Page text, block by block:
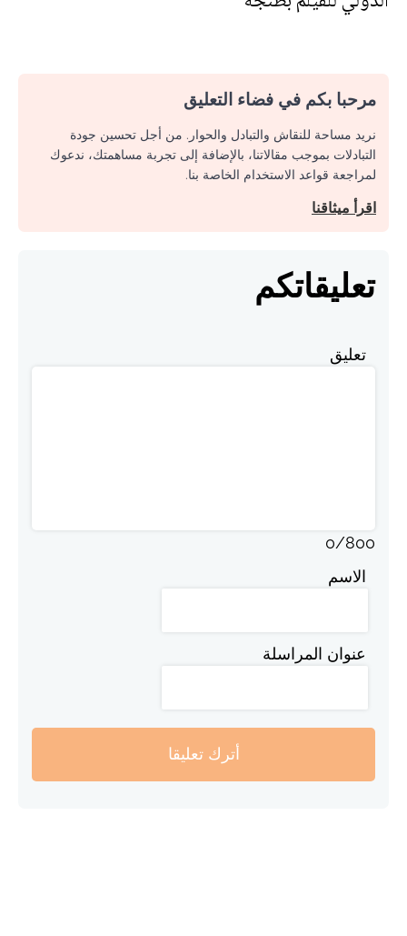
مرحبا بكم في فضاء التعليق
نريد مساحة للنقاش والتبادل والحوار. من أجل تحسين جودة
التبادلات بموجب مقالاتنا، بالإضافة إلى تجربة مساهمتك، ندعوك
لمراجعة قواعد الاستخدام الخاصة بنا.
اقرأ ميثاقنا
تعليقاتكم
تعليق
0/800
الاسم
عنوان المراسلة
أترك تعليقا